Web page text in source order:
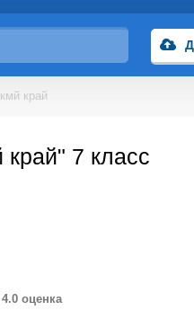
край
7 класс
4.0 оценка